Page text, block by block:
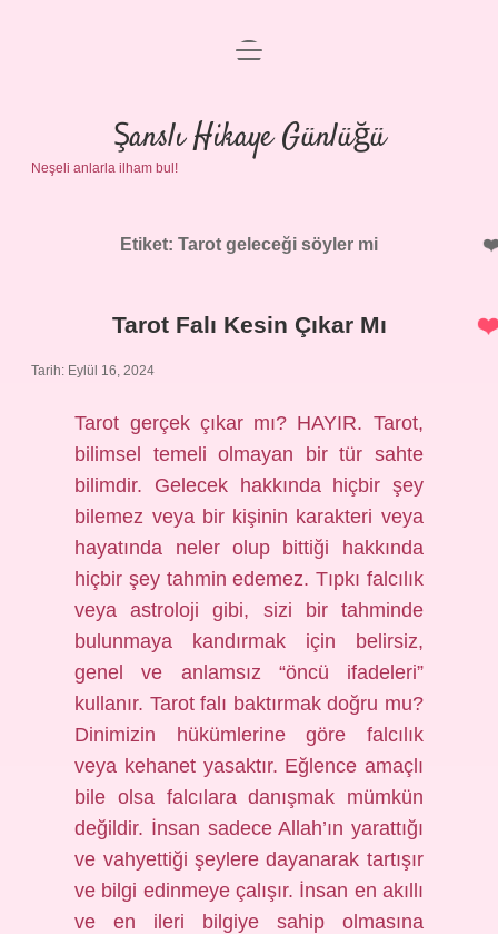
Anasayfa
Gizlilik Politikası
menüyü
Şanslı Hikaye Günlüğü
Neşeli anlarla ilham bul!
Etiket: Tarot geleceği söyler mi
Tarot Falı Kesin Çıkar Mı
Tarih: Eylül 16, 2024
Tarot gerçek çıkar mı? HAYIR. Tarot,
bilimsel temeli olmayan bir tür sahte
bilimdir. Gelecek hakkında hiçbir şey
bilemez veya bir kişinin karakteri veya
hayatında neler olup bittiği hakkında
hiçbir şey tahmin edemez. Tıpkı falcılık
veya astroloji gibi, sizi bir tahminde
bulunmaya kandırmak için belirsiz,
genel ve anlamsız “öncü ifadeleri”
kullanır. Tarot falı baktırmak doğru mu?
Dinimizin hükümlerine göre falcılık
veya kehanet yasaktır. Eğlence amaçlı
bile olsa falcılara danışmak mümkün
değildir. İnsan sadece Allah’ın yarattığı
ve vahyettiği şeylere dayanarak tartışır
ve bilgi edinmeye çalışır. İnsan en akıllı
ve en ileri bilgiye sahip olmasına